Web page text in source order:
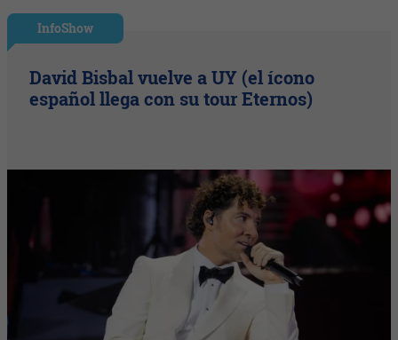
InfoShow
David Bisbal vuelve a UY (el ícono
español llega con su tour Eternos)